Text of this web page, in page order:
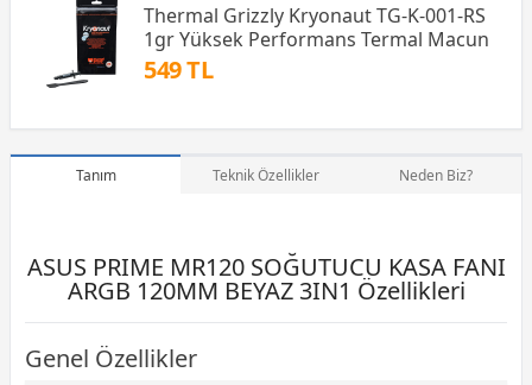
Thermal Grizzly Kryonaut TG-K-001-RS
1gr Yüksek Performans Termal Macun
549 TL
Tanım Teknik Özellikler Neden Biz?
ASUS PRIME MR120 SOĞUTUCU KASA FANI
ARGB 120MM BEYAZ 3IN1 Özellikleri
Genel Özellikler